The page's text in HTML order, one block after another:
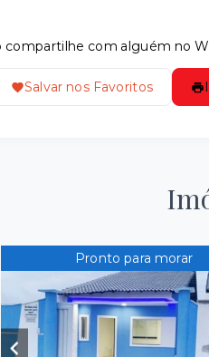
compartilhe com alguém no
Salvar nos Favoritos
Pronto para morar